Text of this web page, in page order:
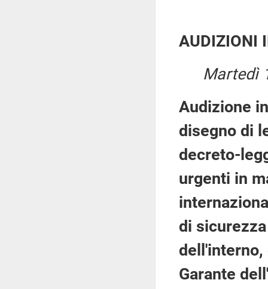
AUDIZIONI
Martedì
Audizione
disegno di
decreto-
urgenti in
di
dell'interno,
Garante